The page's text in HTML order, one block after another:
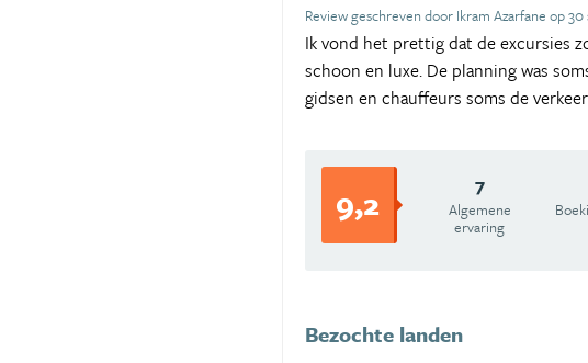
Review geschreven door Ikram Azarfane op
Ik vond het prettig dat de excursies
schoon en luxe. De planning was
gidsen en chauffeurs soms de
9,2 7
Algemene
ervaring
Bezochte landen